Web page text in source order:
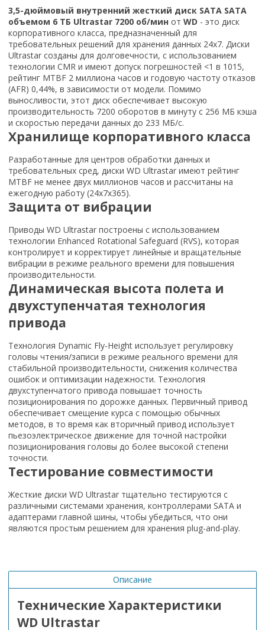
3,5-дюймовый внутренний жесткий диск SATA SATA
объемом 6 ТБ Ultrastar 7200 об/мин от WD - это диск
корпоративного класса, предназначенный для
требовательных решений для хранения данных 24x7. Диски
Ultrastar созданы для долговечности, с использованием
технологии CMR и имеют допуск погрешностей <1 в 1015,
рейтинг MTBF 2 миллиона часов и годовую частоту отказов
(AFR) 0,44%, в зависимости от модели. Помимо
выносливости, этот диск обеспечивает высокую
производительность 7200 оборотов в минуту с 256 МБ кэша
и скоростью передачи данных до 233 МБ/с.
Хранилище корпоративного класса
Разработанные для центров обработки данных и
требовательных сред, диски WD Ultrastar имеют рейтинг
MTBF не менее двух миллионов часов и рассчитаны на
ежегодную работу (24x7x365).
Защита от вибрации
Приводы WD Ultrastar построены с использованием
технологии Enhanced Rotational Safeguard (RVS), которая
контролирует и корректирует линейные и вращательные
вибрации в режиме реального времени для повышения
производительности.
Динамическая высота полета и
двухступенчатая технология
привода
Технология Dynamic Fly-Height использует регулировку
головы чтения/записи в режиме реального времени для
стабильной производительности, снижения количества
ошибок и оптимизации надежности. Технология
двухступенчатого привода повышает точность
позиционирования по дорожке данных. Первичный привод
обеспечивает смещение курса с помощью обычных
методов, в то время как вторичный привод использует
пьезоэлектрическое движение для точной настройки
позиционирования головы до более высокой степени
точности.
Тестирование совместимости
Жесткие диски WD Ultrastar тщательно тестируются с
различными системами хранения, контроллерами SATA и
адаптерами главной шины, чтобы убедиться, что они
являются простым решением для хранения plug-and-play.
Описание
Технические Характеристики
WD Ultrastar